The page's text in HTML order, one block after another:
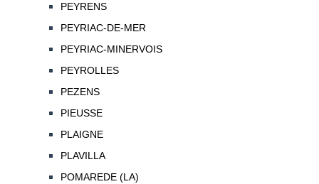
PEYRENS
PEYRIAC-DE-MER
PEYRIAC-MINERVOIS
PEYROLLES
PEZENS
PIEUSSE
PLAIGNE
PLAVILLA
POMAREDE (LA)